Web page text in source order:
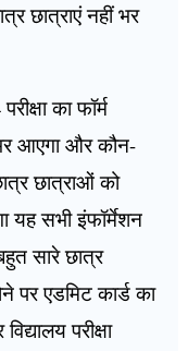
छात्राएं नहीं भर
का फॉर्म
आएगा और कौन-
छात्राओं को
यह सभी इंफॉर्मेशन
सारे छात्र
पर एडमिट कार्ड का
परीक्षा